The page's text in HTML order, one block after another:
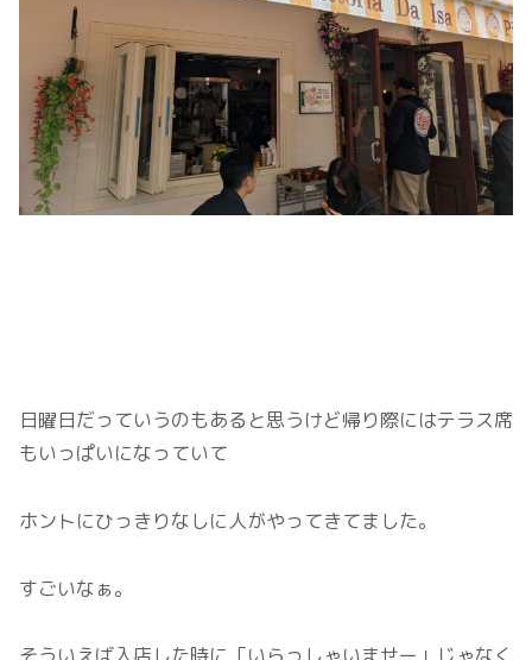
日曜日だっていうのもあると思うけど帰り際にはテラス席
もいっぱいになっていて
ホントにひっきりなしに人がやってきてました。
すごいなぁ。